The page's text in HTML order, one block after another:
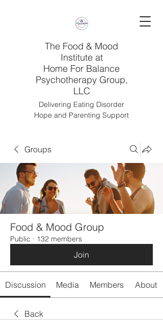
The Food & Mood
Institute at
Home For Balance
Psychotherapy Group,
LLC
Delivering Eating Disorder
Hope and Parenting Support
Groups
Food & Mood Group
Public · 132 members
Join
Discussion Media Members About
Back